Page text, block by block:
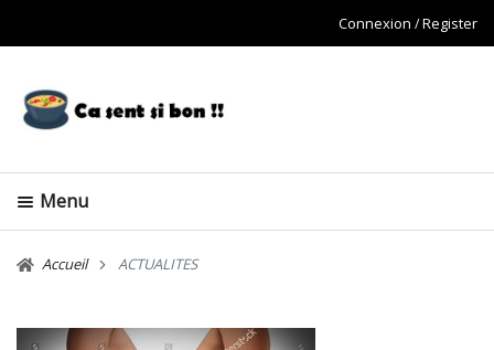
Connexion Register
Menu
Accueil ACTUALITES